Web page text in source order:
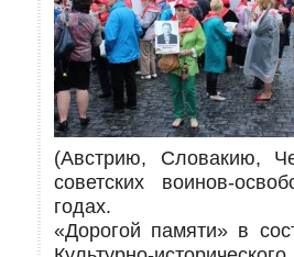
(Австрию, Словакию,
советских воинов-
годах.
«Дорогой памяти» в